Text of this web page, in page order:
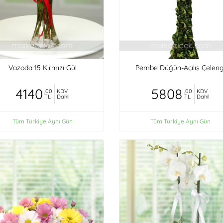
Vazoda 15 Kırmızı Gül
4140 ,00
TL
KDV
Dahil
Tüm Türkiye Aynı Gün
Pembe Düğün-Açılış
5808 ,00
TL
KDV
Dahil
Tüm Türkiye Aynı Gün